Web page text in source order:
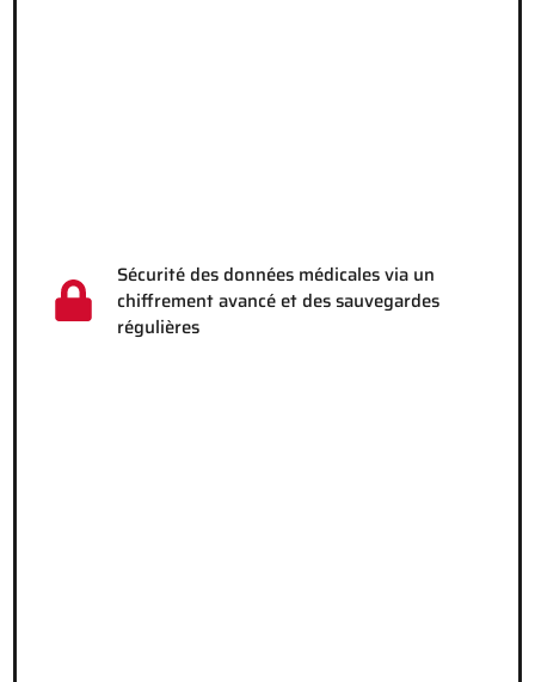
Sécurité des données médicales via un
chiffrement avancé et des sauvegardes
régulières